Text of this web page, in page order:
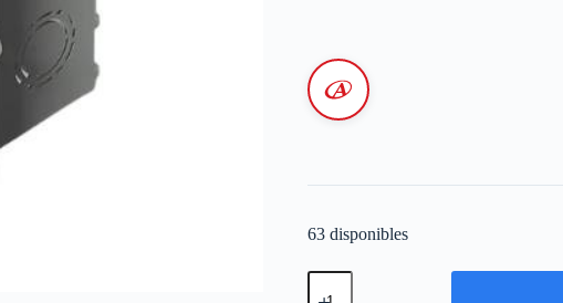
63 disponibles
Caja
de